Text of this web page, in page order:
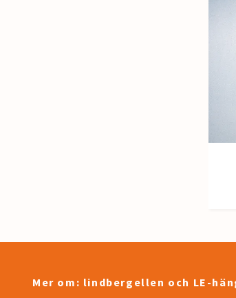
Mer om: lindbergellen och LE-